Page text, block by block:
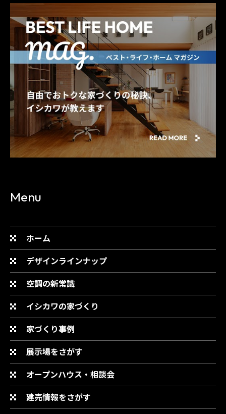
Menu
ホーム
デザインラインナップ
空調の新常識
イシカワの家づくり
家づくり事例
展示場をさがす
オープンハウス・相談会
建売情報をさがす